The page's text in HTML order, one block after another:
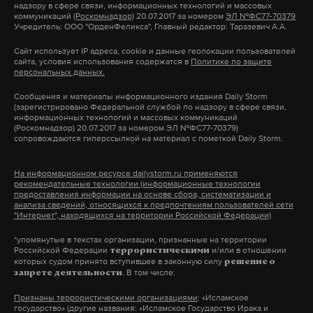
поддержку Сушкевич и Белой, был Леонид
Рошаль.
В 2020 году Калининградский областной суд
Присяжные посчитали недоказанным
утверждение о том, что ребенку был введен
препарат сульфата магния. Прокуратура
Московскую область. Там присяжные сочли вину
врачей доказанной.
В 2022-м Мособлсуд вынес обвинительный
приговор: Белая получила 9,5, а Сушкевич —
девять лет колонии. В 2024 году Верховный суд
отправил дело на пересмотр. В итоге врачей
надзору в сфере связи, информационных технологий и массовых
коммуникаций (Роскомнадзор) 20.07.2017 за номером ЭЛ №ФС77-70379
Учредитель: ООО "ОрденФеликса", Главный редактор: Таразевич А.А.
Сайт использует IP адреса, cookie и данные геолокации пользователей
сайта, условия использования содержатся в Политике по защите
персональных данных.
Сообщения и материалы информационного издания Daily Storm
(зарегистрировано Федеральной службой по надзору в сфере связи,
информационных технологий и массовых коммуникаций
(Роскомнадзор) 20.07.2017 за номером ЭЛ №ФС77-70379)
сопровождаются гиперссылкой на материал с пометкой Daily Storm.
На информационном ресурсе dailystorm.ru применяются
рекомендательные технологии (информационные технологии
предоставления информации на основе сбора, систематизации и
анализа сведений, относящихся к предпочтениям пользователей сети
"Интернет", находящихся на территории Российской Федерации)
*упомянутые в текстах организации, признанные на территории
Российской Федерации террористическими и/или в отношении
которых судом принято вступившее в законную силу решение о
запрете деятельности. В том числе:
Признаны террористическими организациями: «Исламское
государство» (другие названия: «Исламское Государство Ирака и